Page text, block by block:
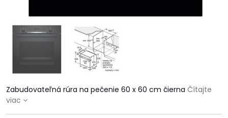
Zabudovateľná rúra na pečenie 60 x 60 cm čierna Čítajte
viac